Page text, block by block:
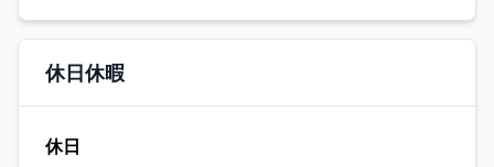
休日休暇
休日